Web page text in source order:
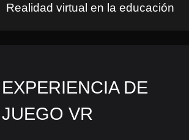
Realidad virtual en la educación
EXPERIENCIA DE
JUEGO VR